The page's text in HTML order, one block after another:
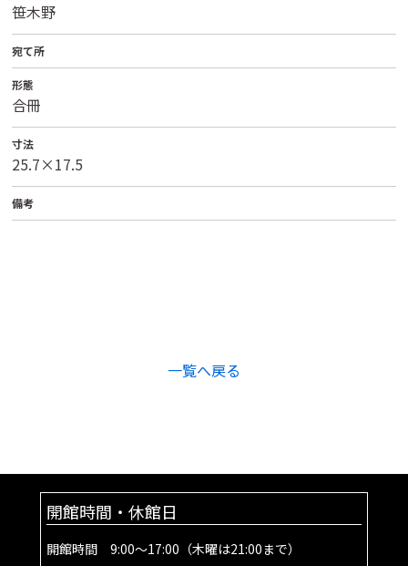
笹木野
宛て所
形態
合冊
寸法
25.7×17.5
備考
一覧へ戻る
開館時間・休館日
開館時間 9:00～17:00（木曜は21:00まで）